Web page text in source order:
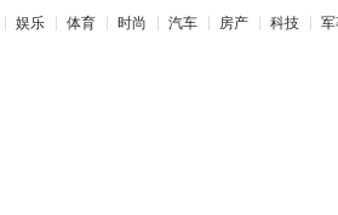
娱乐 体育 时尚 汽车 房产 科技